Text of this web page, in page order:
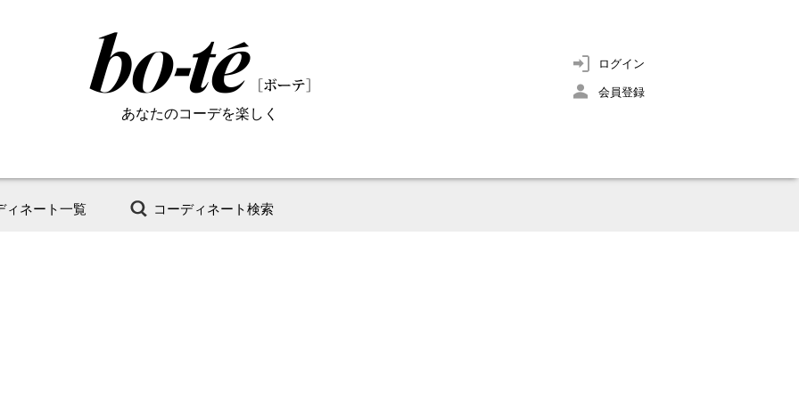
あなたのコーデを楽しく
ログイン
会員登録
ィネート一覧 コーディネート検索